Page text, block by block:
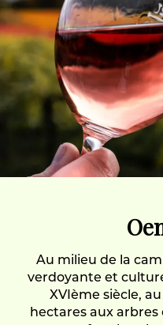
Au milieu de la
verdoyante et
XVIème siècle,
hectares aux